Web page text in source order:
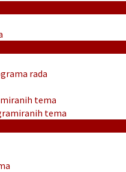
rada
tema
tema